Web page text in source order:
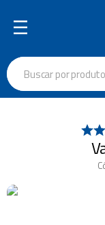
Buscar por produto
Termos mais
garrafa térmica